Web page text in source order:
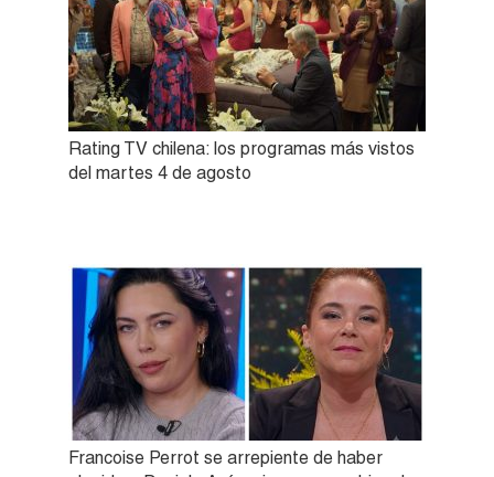
Rating TV chilena: los programas más vistos
del martes 4 de agosto
Francoise Perrot se arrepiente de haber